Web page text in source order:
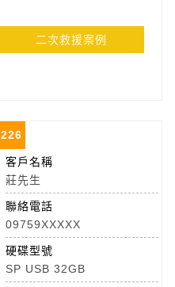
二次救援案例
226
客戶名稱
莊先生
聯絡電話
09759XXXXX
硬碟型號
SP USB 32GB